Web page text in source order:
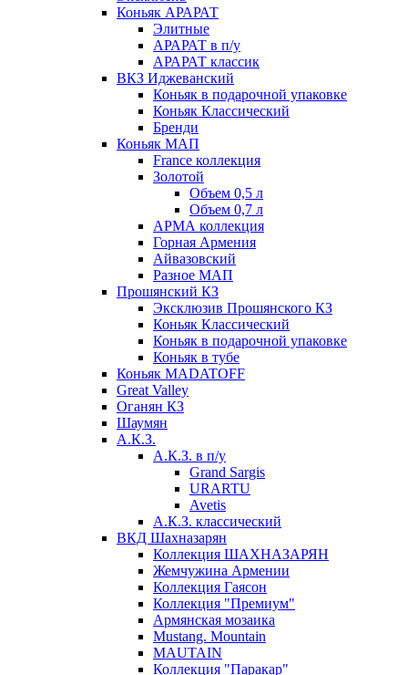
Коньяк АРАРАТ
Элитные
АРАРАТ в п/у
АРАРАТ классик
ВКЗ Иджеванский
Коньяк в подарочной упаковке
Коньяк Классический
Бренди
Коньяк МАП
France коллекция
Золотой
Объем 0,5 л
Объем 0,7 л
АРМА коллекция
Горная Армения
Айвазовский
Разное МАП
Прошянский КЗ
Эксклюзив Прошянского КЗ
Коньяк Классический
Коньяк в подарочной упаковке
Коньяк в тубе
Коньяк MADATOFF
Great Valley
Оганян КЗ
Шаумян
А.К.З.
А.К.З. в п/у
Grand Sargis
URARTU
Avetis
А.К.З. классический
ВКД Шахназарян
Коллекция ШАХНАЗАРЯН
Жемчужина Армении
Коллекция Гаясон
Коллекция "Премиум"
Армянская мозаика
Mustang. Mountain
MAUTAIN
Коллекция "Паракар"